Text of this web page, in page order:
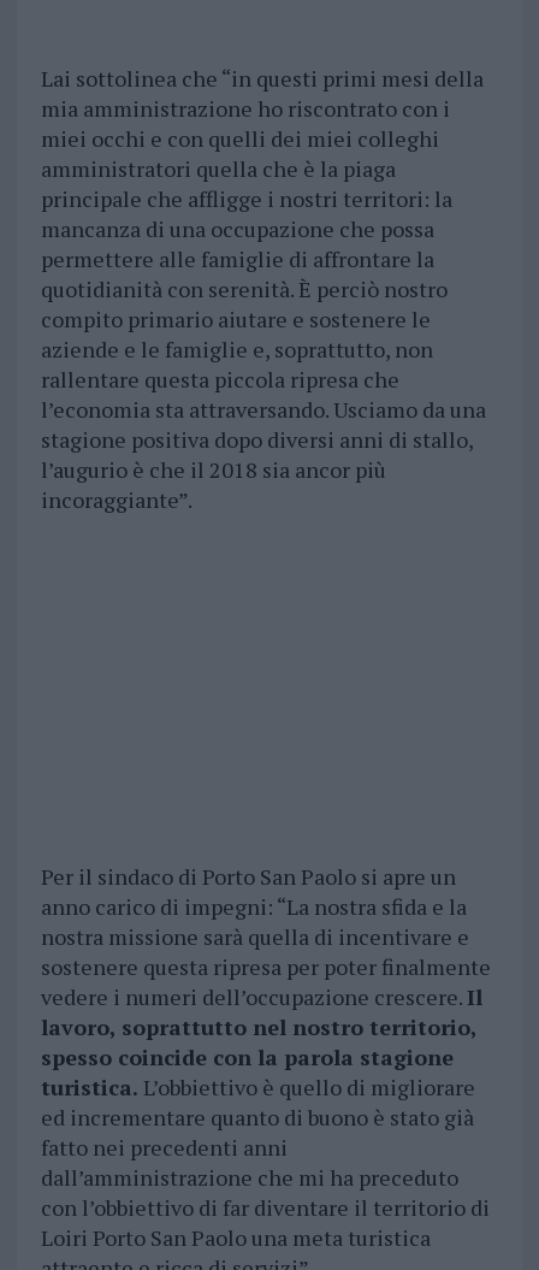
Lai sottolinea che “in questi primi mesi della
mia amministrazione ho riscontrato con i
miei occhi e con quelli dei miei colleghi
amministratori quella che è la piaga
principale che affligge i nostri territori: la
mancanza di una occupazione che possa
permettere alle famiglie di affrontare la
quotidianità con serenità. È perciò nostro
compito primario aiutare e sostenere le
aziende e le famiglie e, soprattutto, non
rallentare questa piccola ripresa che
l’economia sta attraversando. Usciamo da una
stagione positiva dopo diversi anni di stallo,
l’augurio è che il 2018 sia ancor più
incoraggiante”.
Per il sindaco di Porto San Paolo si apre un
anno carico di impegni: “La nostra sfida e la
nostra missione sarà quella di incentivare e
sostenere questa ripresa per poter finalmente
vedere i numeri dell’occupazione crescere. Il
lavoro, soprattutto nel nostro territorio,
spesso coincide con la parola stagione
turistica. L’obbiettivo è quello di migliorare
ed incrementare quanto di buono è stato già
fatto nei precedenti anni
dall’amministrazione che mi ha preceduto
con l’obbiettivo di far diventare il territorio di
Loiri Porto San Paolo una meta turistica